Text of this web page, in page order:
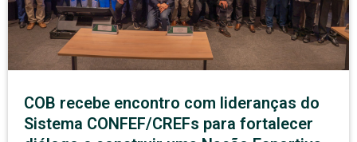
COB recebe encontro com lideranças do
Sistema CONFEF/CREFs para fortalecer